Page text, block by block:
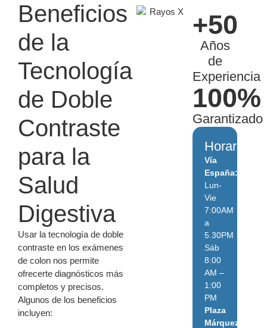
Beneficios
de la
Tecnología
de Doble
Contraste
para la
Salud
Digestiva
Usar la tecnología de doble
contraste en los exámenes
de colon nos permite
ofrecerte diagnósticos más
completos y precisos.
Algunos de los beneficios
incluyen:
+50
Años
de
Experiencia
100%
Garantizado
Horarios:
Vía
España:
Lun-
Vie
7:00AM
a
5.30PM
Sáb
8:00
AM –
1:00
PM
Plaza
Márquez: